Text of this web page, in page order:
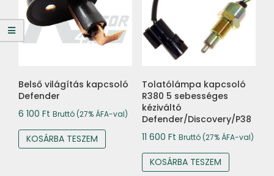
Belső világítás kapcsoló
Defender
6 100 Ft Bruttó (27% ÁFA-val)
KOSÁRBA TESZEM
Tolatólámpa kapcsoló
R380 5 sebességes
kéziváltó
Defender/Discovery/P38
11 600 Ft Bruttó (27% ÁFA-val)
KOSÁRBA TESZEM